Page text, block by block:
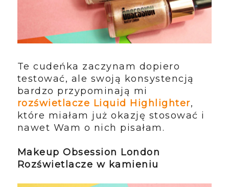
Te cudeńka zaczynam dopiero
testować, ale swoją konsystencją
bardzo przypominają mi
rozświetlacze Liquid Highlighter,
które miałam już okazję stosować i
nawet Wam o nich pisałam.
Makeup Obsession London
Rozświetlacze w kamieniu